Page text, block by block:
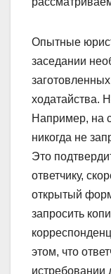
Опытные
заседании
ходатайства.
Например, на
никогда не
Это
ответчику,
открытый
запросить
этом, что
истребовании